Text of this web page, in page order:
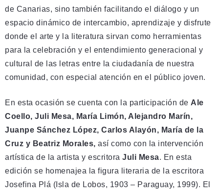
de Canarias, sino también facilitando el diálogo y un
espacio dinámico de intercambio, aprendizaje y disfrute
donde el arte y la literatura sirvan como herramientas
para la celebración y el entendimiento generacional y
cultural de las letras entre la ciudadanía de nuestra
comunidad, con especial atención en el público joven.
En esta ocasión se cuenta con la participación de Ale
Coello, Juli Mesa, María Limón, Alejandro Marín,
Juanpe Sánchez López, Carlos Alayón, María de la
Cruz y Beatriz Morales, así como con la intervención
artística de la artista y escritora Juli Mesa. En esta
edición se homenajea la figura literaria de la escritora
Josefina Plá (Isla de Lobos, 1903 – Paraguay, 1999). El